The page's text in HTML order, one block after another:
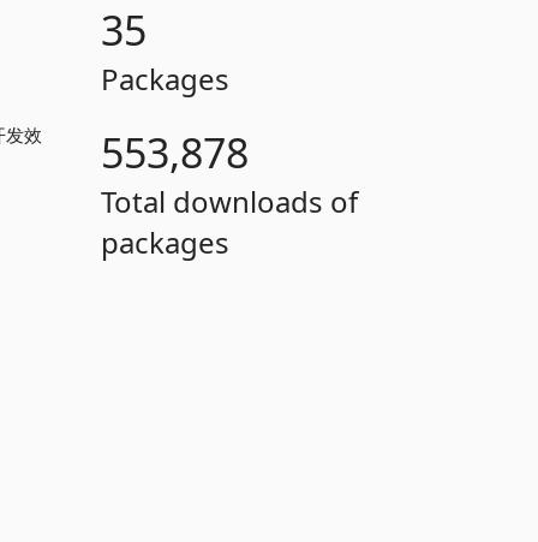
35
Packages
553,878
Total downloads of
packages
发效